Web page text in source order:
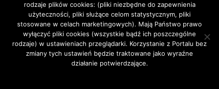
Moda O urodzie Kosmetyki Pielęgnacja
Moda męska
rodzaje plików cookies: (pliki niezbędne do zapewnienia
użyteczności, pliki służące celom statystycznym, pliki
stosowane w celach marketingowych). Mają Państwo prawo
wyłączyć pliki cookies (wszystkie bądź ich poszczególne
rodzaje) w ustawieniach przeglądarki. Korzystanie z Portalu bez
zmiany tych ustawień będzie traktowane jako wyraźne
działanie potwierdzające.